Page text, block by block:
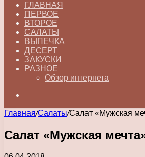
ГЛАВНАЯ
ПЕРВОЕ
ВТОРОЕ
САЛАТЫ
ВЫПЕЧКА
ДЕСЕРТ
ЗАКУСКИ
РАЗНОЕ
Обзор интернета
Главная/Салаты/Салат «Мужская
Салат «Мужская